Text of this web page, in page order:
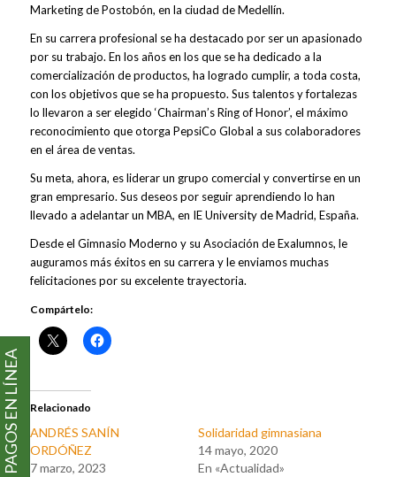
Marketing de Postobón, en la ciudad de Medellín.
En su carrera profesional se ha destacado por ser un apasionado
por su trabajo. En los años en los que se ha dedicado a la
comercialización de productos, ha logrado cumplir, a toda costa,
con los objetivos que se ha propuesto. Sus talentos y fortalezas
lo llevaron a ser elegido ‘Chairman’s Ring of Honor’, el máximo
reconocimiento que otorga PepsiCo Global a sus colaboradores
en el área de ventas.
Su meta, ahora, es liderar un grupo comercial y convertirse en un
gran empresario. Sus deseos por seguir aprendiendo lo han
llevado a adelantar un MBA, en IE University de Madrid, España.
Desde el Gimnasio Moderno y su Asociación de Exalumnos, le
auguramos más éxitos en su carrera y le enviamos muchas
felicitaciones por su excelente trayectoria.
Compártelo:
Relacionado
ANDRÉS SANÍN
ORDÓÑEZ
7 marzo, 2023
Solidaridad gimnasiana
14 mayo, 2020
En «Actualidad»
PAGOS EN LÍNEA